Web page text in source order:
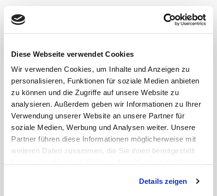
Diese Webseite verwendet Cookies
Wir verwenden Cookies, um Inhalte und Anzeigen zu
personalisieren, Funktionen für soziale Medien anbieten
zu können und die Zugriffe auf unsere Website zu
analysieren. Außerdem geben wir Informationen zu Ihrer
Verwendung unserer Website an unsere Partner für
soziale Medien, Werbung und Analysen weiter. Unsere
Partner führen diese Informationen möglicherweise mit
weiteren Daten zusammen, die Sie ihnen bereitgestellt
Details zeigen
30 m² 1
Modernes Appartement im Düss ... 1.350 €
Gladbacher Straße 39 in 40219 Düsseldorf
Vermietet